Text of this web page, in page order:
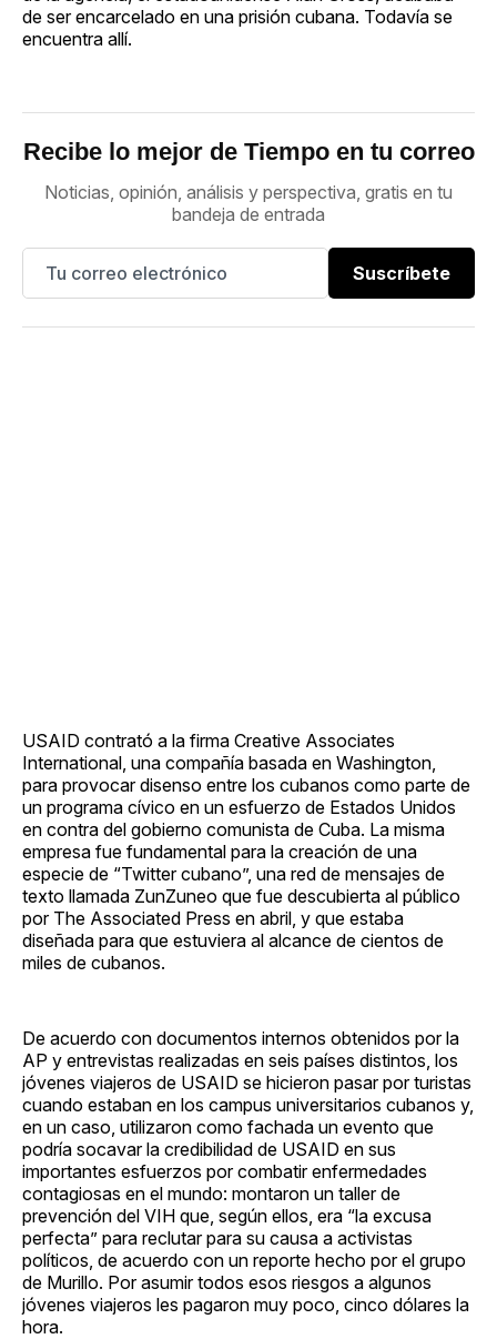
de ser encarcelado en una prisión cubana. Todavía se
encuentra allí.
Recibe lo mejor de Tiempo en tu correo
Noticias, opinión, análisis y perspectiva, gratis en tu
bandeja de entrada
Suscríbete
USAID contrató a la firma Creative Associates
International, una compañía basada en Washington,
para provocar disenso entre los cubanos como parte de
un programa cívico en un esfuerzo de Estados Unidos
en contra del gobierno comunista de Cuba. La misma
empresa fue fundamental para la creación de una
especie de “Twitter cubano”, una red de mensajes de
texto llamada ZunZuneo que fue descubierta al público
por The Associated Press en abril, y que estaba
diseñada para que estuviera al alcance de cientos de
miles de cubanos.
De acuerdo con documentos internos obtenidos por la
AP y entrevistas realizadas en seis países distintos, los
jóvenes viajeros de USAID se hicieron pasar por turistas
cuando estaban en los campus universitarios cubanos y,
en un caso, utilizaron como fachada un evento que
podría socavar la credibilidad de USAID en sus
importantes esfuerzos por combatir enfermedades
contagiosas en el mundo: montaron un taller de
prevención del VIH que, según ellos, era “la excusa
perfecta” para reclutar para su causa a activistas
políticos, de acuerdo con un reporte hecho por el grupo
de Murillo. Por asumir todos esos riesgos a algunos
jóvenes viajeros les pagaron muy poco, cinco dólares la
hora.